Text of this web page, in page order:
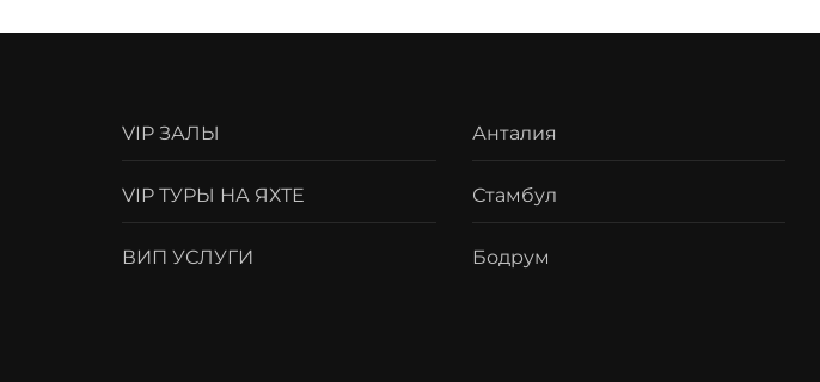
VIP ЗАЛЫ
VIP ТУРЫ НА ЯХТЕ
ВИП УСЛУГИ
Анталия
Стамбул
Бодрум